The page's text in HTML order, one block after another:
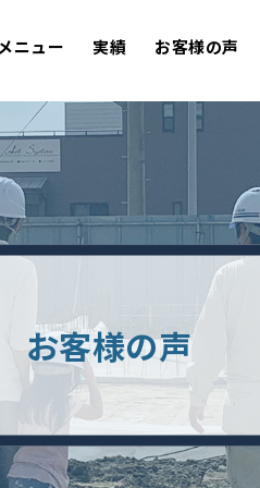
ニュー 実績 お客様の声
お客様の声